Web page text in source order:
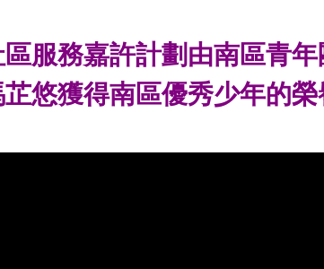
服務嘉許計劃由南區青
悠獲得南區優秀少年的